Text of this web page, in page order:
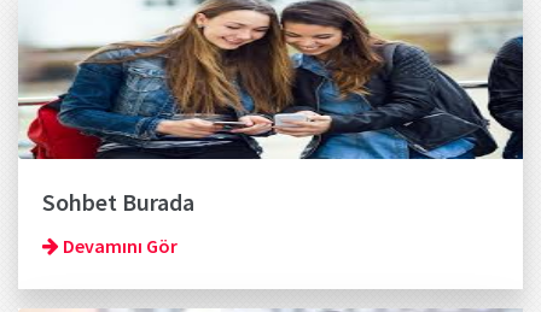
Sohbet Burada
Devamını Gör